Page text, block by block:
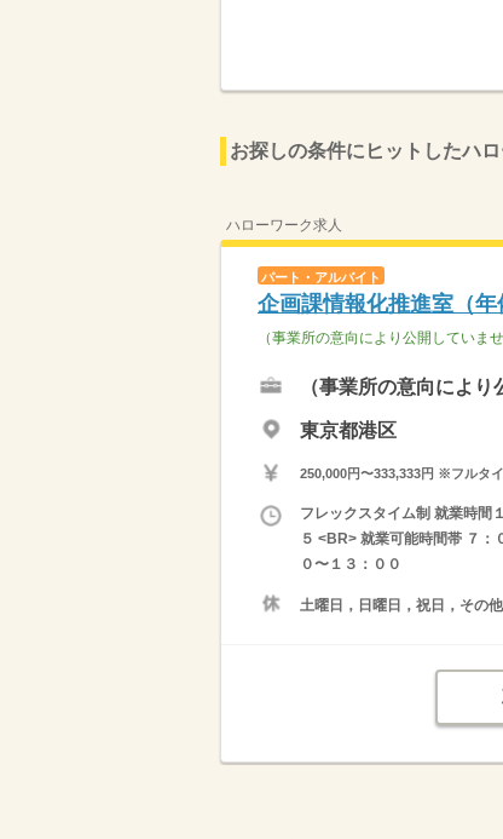
お探しの条件にヒットしたハ
ハローワーク求人
パート・アルバイト
企画課情報化推進室（年
（事業所の意向により公開していませ
（事業所の意向により
東京都港区
250,000円〜333,333円 ※フルタ
フレックスタイム制 就業時間
５ <BR> 就業可能時間帯 ７
０〜１３：００
土曜日，日曜日，祝日，その他